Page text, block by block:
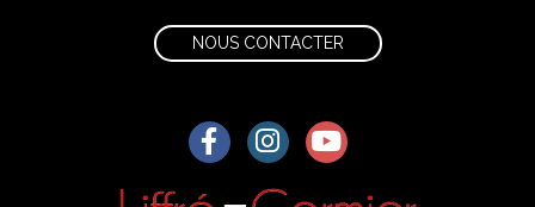
NOUS CONTACTER
Lien vers le compte Facebook
Lien vers le compte
Lien vers la chaîne